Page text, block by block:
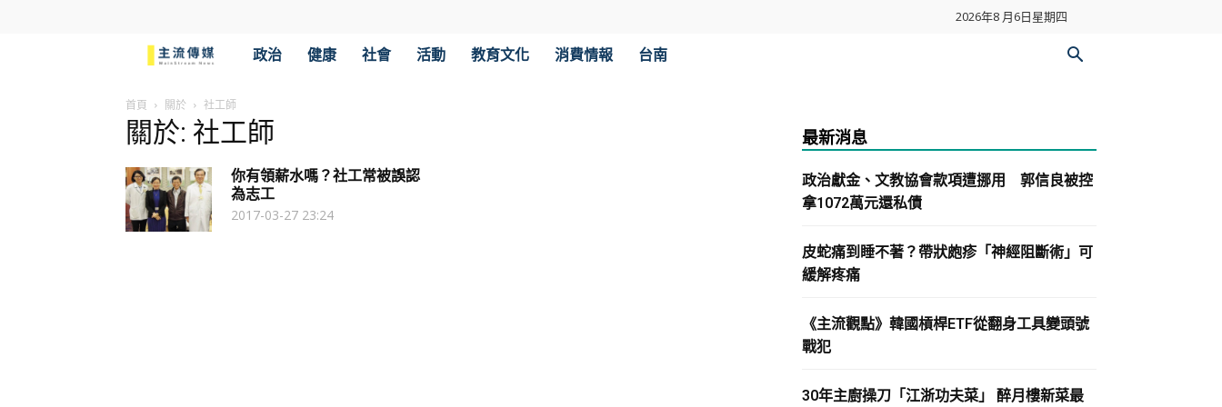
2026年8 月6日星期四
傳
媒
政治 健康 社會 活動 教育文化 消費情報 台南
首頁 關於 社工師
關於: 社工師
你有領薪水嗎？社工常被誤認
為志工
2017-03-27 23:24
最新消息
政治獻金、文教協會款項遭挪用 郭信良被控
拿1072萬元還私債
皮蛇痛到睡不著？帶狀皰疹「神經阻斷術」可
緩解疼痛
《主流觀點》韓國槓桿ETF從翻身工具變頭號
戰犯
30年主廚操刀「江浙功夫菜」 醉月樓新菜最